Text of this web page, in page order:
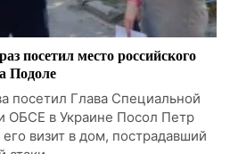
посетил место российского
Подоле
посетил Глава Специальной
ОБСЕ в Украине Посол Петр
визит в дом, пострадавший